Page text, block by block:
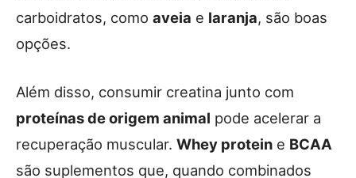
carboidratos, como aveia e laranja, são boas
opções.
Além disso, consumir creatina junto com
proteínas de origem animal pode acelerar a
recuperação muscular. Whey protein e BCAA
são suplementos que, quando combinados